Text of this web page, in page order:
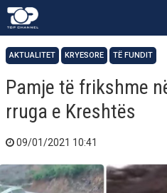
AKTUALITET KRYESORE TË FUNDIT
Pamje të frikshme
rruga e Kreshtës
09/01/2021 10:41